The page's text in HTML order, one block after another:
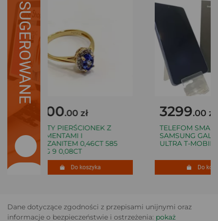
SUGEROWANE
1500.00 zł
ZŁOTY PIERŚCIONEK Z
DIAMENTAMI I
TANZANITEM 0,46CT 585
1,70G 9 0,08CT
Do koszyka
3299.00 zł
TELEFOM
SAMSUNG
ULTRA T-MOBILE
Do
Dane dotyczące zgodności z przepisami unijnymi oraz
informacje o bezpieczeństwie i ostrzeżenia: pokaż